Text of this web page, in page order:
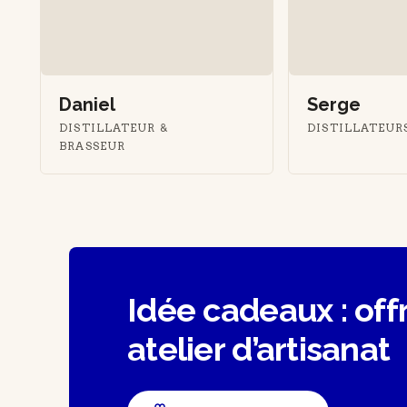
Daniel
DISTILLATEUR &
BRASSEUR
Serge
Idée cadeaux :
atelier d’artisanat